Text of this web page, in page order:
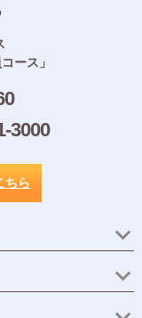
ース」
3000
ちら